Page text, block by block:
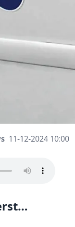
11-12-2024 10:00